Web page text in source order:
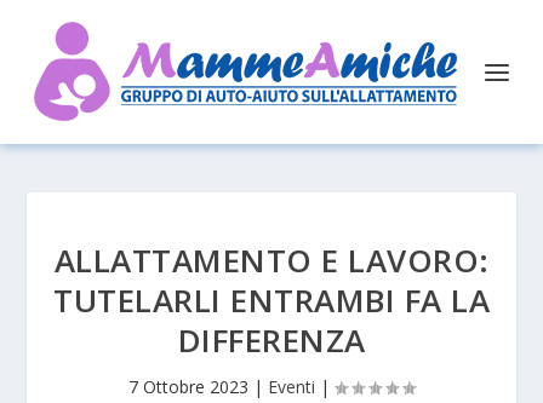
ALLATTAMENTO E LAVORO:
TUTELARLI ENTRAMBI FA LA
DIFFERENZA
7 Ottobre 2023 | Eventi |